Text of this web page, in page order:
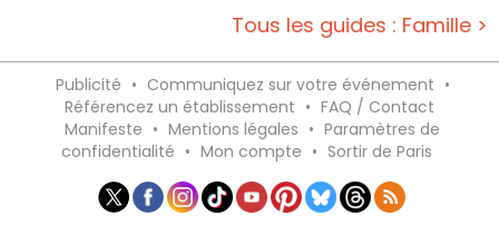
Tous les guides : Famille >
Publicité • Communiquez sur votre événement •
Référencez un établissement • FAQ / Contact
Manifeste • Mentions légales • Paramètres de
confidentialité • Mon compte • Sortir de Paris